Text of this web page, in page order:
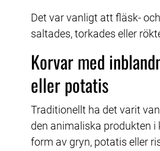
Det var vanligt att fläsk-
saltades, torkades eller
Korvar med
eller potatis
Traditionellt ha det varit
den animaliska produkten i
form av gryn, potatis eller